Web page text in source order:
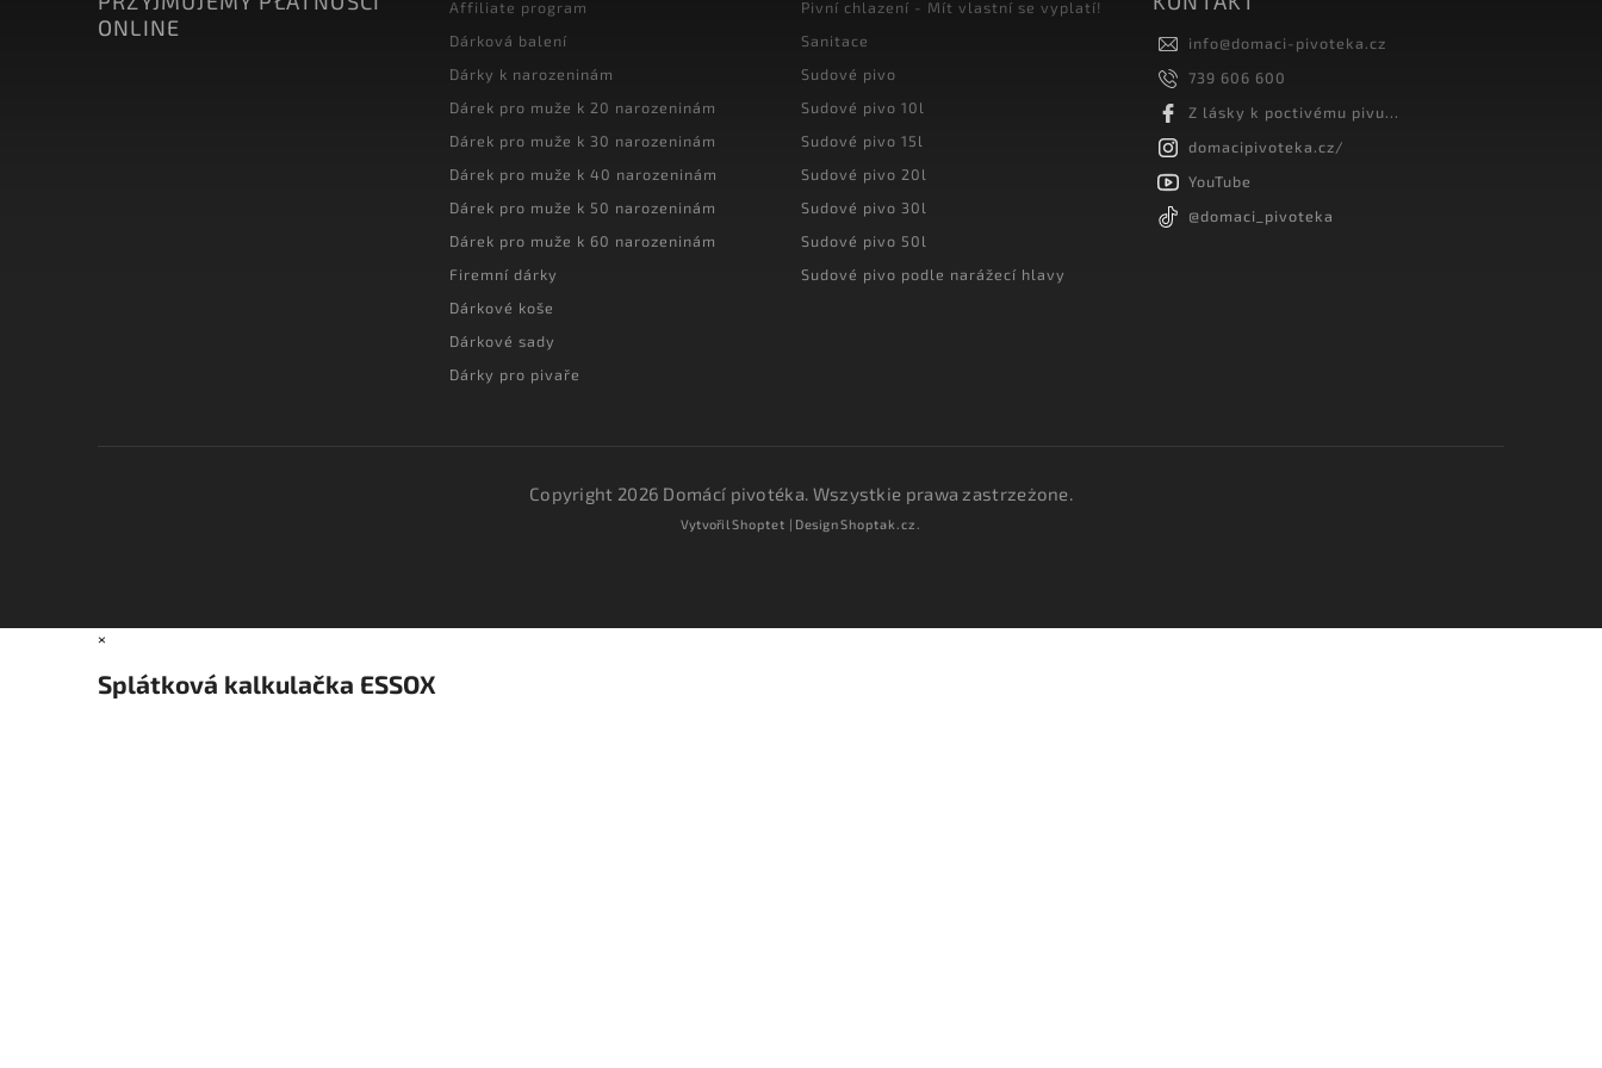
ONLINE
Affiliate program
Dárková balení
Dárky k narozeninám
Dárek pro muže k 20 narozeninám
Dárek pro muže k 30 narozeninám
Dárek pro muže k 40 narozeninám
Dárek pro muže k 50 narozeninám
Dárek pro muže k 60 narozeninám
Firemní dárky
Dárkové koše
Dárkové sady
Dárky pro pivaře
Pivní chlazení - Mít vlastní se vyplatí!
Sanitace
Sudové pivo
Sudové pivo 10l
Sudové pivo 15l
Sudové pivo 20l
Sudové pivo 30l
Sudové pivo 50l
Sudové pivo podle narážecí hlavy
info@domaci-pivoteka.cz
739 606 600
Z lásky k poctivému pivu...
domacipivoteka.cz/
YouTube
@domaci_pivoteka
Copyright 2026 Domácí pivotéka. Wszystkie prawa zastrzeżone.
VytvořilShoptet | DesignShoptak.cz.
×
Splátková kalkulačka ESSOX